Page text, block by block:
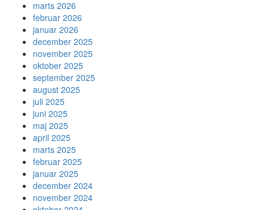
marts 2026
februar 2026
januar 2026
december 2025
november 2025
oktober 2025
september 2025
august 2025
juli 2025
juni 2025
maj 2025
april 2025
marts 2025
februar 2025
januar 2025
december 2024
november 2024